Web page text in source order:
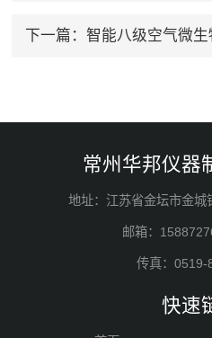
下一篇： 智能八级空气微生物
常州华邦仪器
地址：江苏省金坛市金城
邮箱：
传真：0519-
快速